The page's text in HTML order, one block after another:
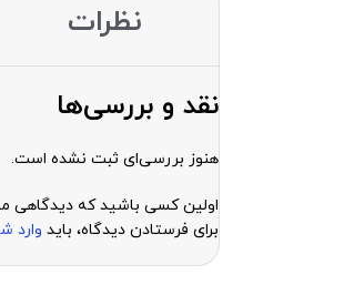
نظرات
نقد و بررسی‌ها
هنوز بررسی‌ای ثبت نشده است.
اولین کسی باشید که دیدگاهی می
برای فرستادن دیدگاه، باید وارد